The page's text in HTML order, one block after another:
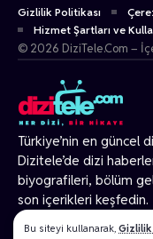
Bu siteyi kullanarak, Gizlilik
Türkiye’nin en güncel
Dizitele’de dizi
biyografileri, bölüm
son içerikleri keşfedin.
© 2026 Tüm Hakları
Gizlilik Politikası
Hizmet Şartları ve
© 2026 DiziTele.Com –